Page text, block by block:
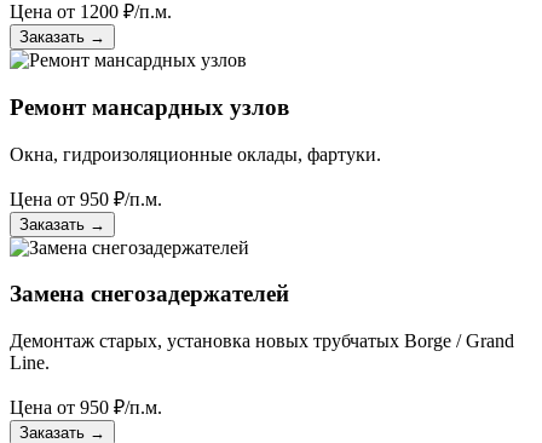
Цена от 1200 ₽/п.м.
Заказать →
Ремонт мансардных узлов
Окна, гидроизоляционные оклады, фартуки.
Цена от 950 ₽/п.м.
Заказать →
Замена снегозадержателей
Демонтаж старых, установка новых трубчатых Borge / Grand
Line.
Цена от 950 ₽/п.м.
Заказать →